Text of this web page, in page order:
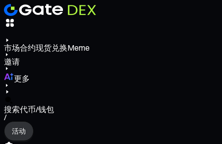
市场合约现货兑换Meme
邀请
更多
搜索代币/钱包
/
活动